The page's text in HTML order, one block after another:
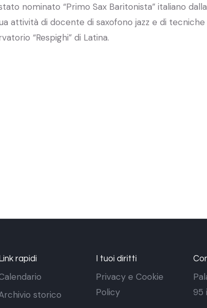
nominato “Primo Sax Baritonista” italiano dalla
attività di docente di saxofono jazz e di tecniche
“Respighi” di Latina.
Link rapidi
storico
I tuoi diritti
Privacy e Cookie
Policy
95